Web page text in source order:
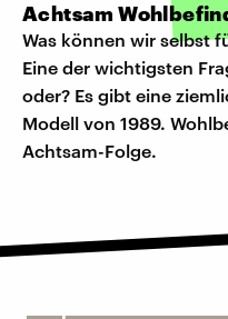
Achtsam
Was können wir selbst
Eine der wichtigsten
oder? Es gibt eine
Modell von 1989.
Achtsam-Folge.